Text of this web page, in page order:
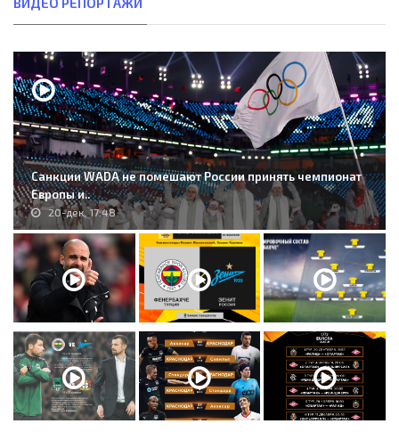
Санкции WADA не помешают России принять чемпионат
Европы и..
20-дек, 17:48